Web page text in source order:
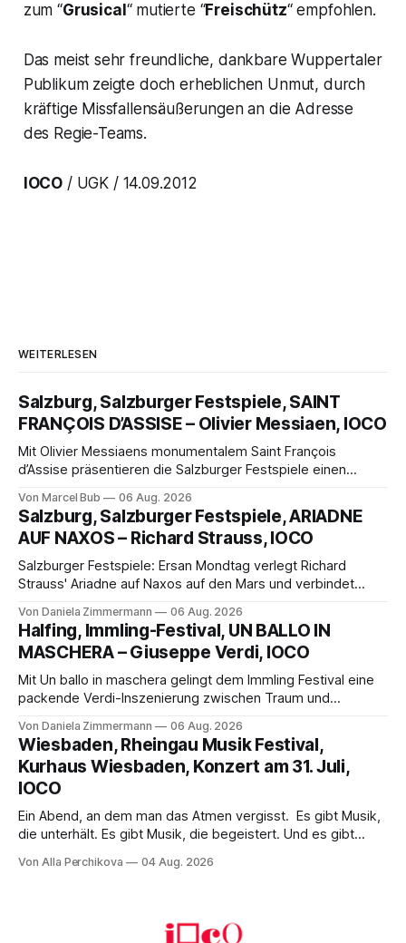
zum “Grusical “ mutierte “Freischütz“ empfohlen.
Das meist sehr freundliche, dankbare Wuppertaler
Publikum zeigte doch erheblichen Unmut, durch
kräftige Missfallensäußerungen an die Adresse
des Regie-Teams.
IOCO / UGK / 14.09.2012
WEITERLESEN
Salzburg, Salzburger Festspiele, SAINT
FRANÇOIS D’ASSISE – Olivier Messiaen, IOCO
Mit Olivier Messiaens monumentalem Saint François
d’Assise präsentieren die Salzburger Festspiele einen
eine bildgewaltige Inszenierung, Maxime Pascal entfaltet
die komplexe Partitur eindrucksvoll, Philippe Sly berührt als
Franziskus.
Von Marcel Bub 06 Aug. 2026
Salzburg, Salzburger Festspiele, ARIADNE
AUF NAXOS – Richard Strauss, IOCO
Salzburger Festspiele: Ersan Mondtag verlegt Richard
Strauss' Ariadne auf Naxos auf den Mars und verbindet
Aufführung mit starken Solisten und den Wiener
Philharmonikern, szenisch bleibt der zweite Akt jedoch
hinter den Erwartungen zurück.
Von Daniela Zimmermann 06 Aug. 2026
Halfing, Immling-Festival, UN BALLO IN
MASCHERA – Giuseppe Verdi, IOCO
Mit Un ballo in maschera gelingt dem Immling Festival eine
packende Verdi-Inszenierung zwischen Traum und
psychologische Tiefe mit starken Bildern, getragen von
einem spielfreudigen Ensemble und einer musikalisch
überzeugenden Gesamtleistung.
Von Daniela Zimmermann 06 Aug. 2026
Wiesbaden, Rheingau Musik Festival,
Kurhaus Wiesbaden, Konzert am 31. Juli,
IOCO
Ein Abend, an dem man das Atmen vergisst. Es gibt Musik,
die unterhält. Es gibt Musik, die begeistert. Und es gibt
Genau so war der Abend im Kurhaus Wiesbaden, an dem
Von Alla Perchikova 04 Aug. 2026